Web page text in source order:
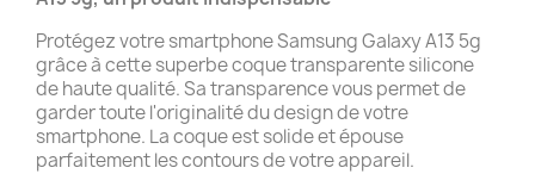
Protégez votre smartphone Samsung Galaxy A13 5g
grâce à cette superbe coque transparente silicone
de haute qualité. Sa transparence vous permet de
garder toute l'originalité du design de votre
smartphone. La coque est solide et épouse
parfaitement les contours de votre appareil.